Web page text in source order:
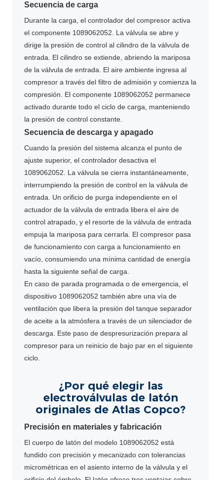
Secuencia de carga
Durante la carga, el controlador del compresor activa
el componente 1089062052. La válvula se abre y
dirige la presión de control al cilindro de la válvula de
entrada. El cilindro se extiende, abriendo la mariposa
de la válvula de entrada. El aire ambiente ingresa al
compresor a través del filtro de admisión y comienza la
compresión. El componente 1089062052 permanece
activado durante todo el ciclo de carga, manteniendo
la presión de control constante.
Secuencia de descarga y apagado
Cuando la presión del sistema alcanza el punto de
ajuste superior, el controlador desactiva el
1089062052. La válvula se cierra instantáneamente,
interrumpiendo la presión de control en la válvula de
entrada. Un orificio de purga independiente en el
actuador de la válvula de entrada libera el aire de
control atrapado, y el resorte de la válvula de entrada
empuja la mariposa para cerrarla. El compresor pasa
de funcionamiento con carga a funcionamiento en
vacío, consumiendo una mínima cantidad de energía
hasta la siguiente señal de carga.
En caso de parada programada o de emergencia, el
dispositivo 1089062052 también abre una vía de
ventilación que libera la presión del tanque separador
de aceite a la atmósfera a través de un silenciador de
descarga. Este paso de despresurización prepara al
compresor para un reinicio de bajo par en el siguiente
ciclo.
¿Por qué elegir las
electroválvulas de latón
originales de Atlas Copco?
Precisión en materiales y fabricación
El cuerpo de latón del modelo 1089062052 está
fundido con precisión y mecanizado con tolerancias
micrométricas en el asiento interno de la válvula y el